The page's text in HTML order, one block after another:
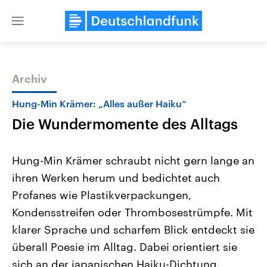
Close
Themen
Landtagswahl Sachsen-Anhalt
2026
Alle Informationen
Sachsen-Anhalt wählt am 6.
September 2026 einen neuen
Bundesland von einer Koalition aus
USA
Aktuelle Beiträge,
Hintergründe
Wirtschaftlich und
gehören die Vereinigten
mit großem Einfluss auf
Archiv
Hung-Min Krämer: „Alles außer Haiku“
Die Wundermomente des Alltags
Hung-Min Krämer schraubt nicht gern lange an
ihren Werken herum und bedichtet auch
Profanes wie Plastikverpackungen,
Kondensstreifen oder Thrombosestrümpfe. Mit
klarer Sprache und scharfem Blick entdeckt sie
überall Poesie im Alltag. Dabei orientiert sie
sich an der japanischen Haiku-Dichtung.